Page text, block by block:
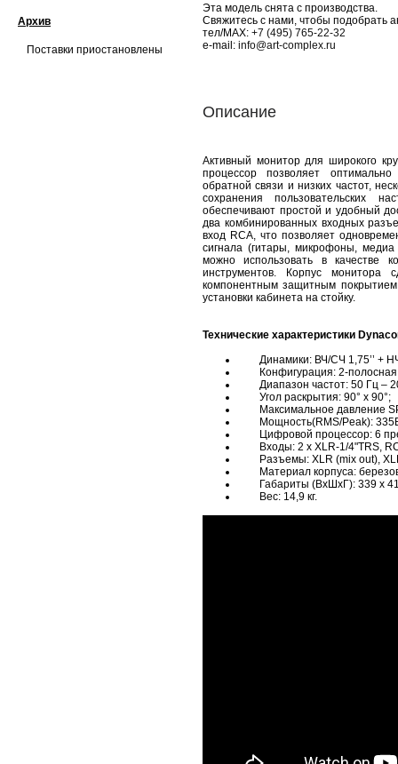
Архив
Поставки приостановлены
Эта модель снята с производства.
Свяжитесь с нами, чтобы подобрать
тел/MAX: +7 (495) 765-22-32
e-mail: info@art-complex.ru
Описание
Активный монитор для широкого
процессор позволяет
обратной связи и низких частот,
сохранения пользовательских
обеспечивают простой и удобный
два комбинированных входных
вход RCA, что позволяет
сигнала (гитары, микрофоны,
можно использовать в качестве
инструментов. Корпус
компонентным защитным
установки кабинета на стойку.
Технические характеристики
Динамики: ВЧ/СЧ 1,75’’ + НЧ
Конфигурация: 2-
Диапазон частот: 50 Гц –
Угол раскрытия: 90° x 90°;
Максимальное давление
Мощность(RMS/Peak):
Цифровой процессор: 6
Входы: 2 x XLR-1/4"TRS,
Разъемы: XLR (mix out),
Материал корпуса:
Габариты (ВхШхГ): 339 x
Вес: 14,9 кг.